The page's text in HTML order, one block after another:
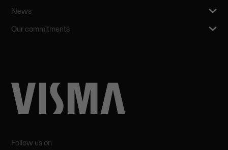
Follow us on
News
Our commitments